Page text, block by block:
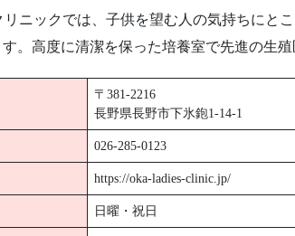
ニックでは、子供を望む人の気持ちにと
。高度に清潔を保った培養室で先進の生殖
〒381-2216
長野県長野市下氷鉋1-14-1
026-285-0123
https://oka-ladies-clinic.jp/
日曜・祝日